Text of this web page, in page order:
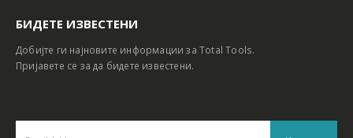
БИДЕТЕ ИЗВЕСТЕНИ
Добијте ги најновите информации за Total Tools.
Пријавете се за да бидете известени.